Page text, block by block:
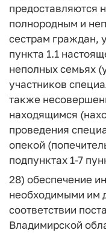
предоставляются
полнородным и
сестрам граждан,
пункта 1.1
неполных семьях
участников
также
находящимся
проведения
опекой
подпунктах 1-7
28) обеспечение
необходимыми им
соответствии
Владимирской